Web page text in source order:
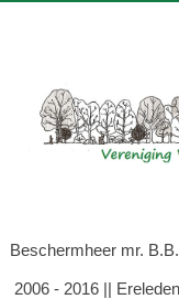
Beschermheer mr.
2006 - 2016 ||